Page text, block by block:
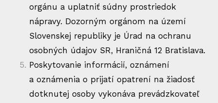
orgánu a uplatniť súdny prostriedok
nápravy. Dozorným orgánom na území
Slovenskej republiky je Úrad na ochranu
osobných údajov SR, Hraničná 12 Bratislava.
Poskytovanie informácií, oznámení
a oznámenia o prijatí opatrení na žiadosť
dotknutej osoby vykonáva prevádzkovateľ